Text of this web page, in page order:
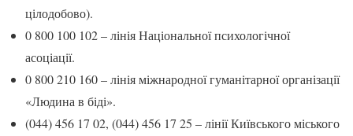
цілодобово).
0 800 100 102 – лінія Національної психологічної
асоціації.
0 800 210 160 – лінія міжнародної гуманітарної організації
«Людина в біді».
(044) 456 17 02, (044) 456 17 25 – лінії Київського міського